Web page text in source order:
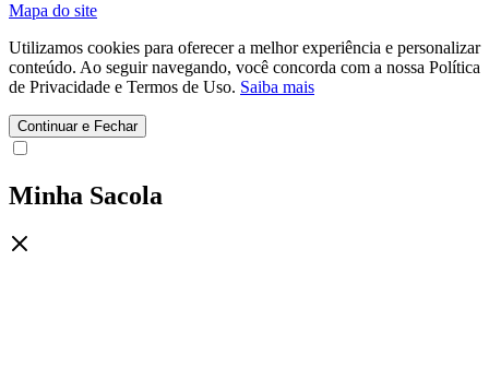
Mapa do site
Utilizamos cookies para oferecer a melhor experiência e personalizar
conteúdo. Ao seguir navegando, você concorda com a nossa Política
de Privacidade e Termos de Uso. Saiba mais
Continuar e Fechar
Minha Sacola